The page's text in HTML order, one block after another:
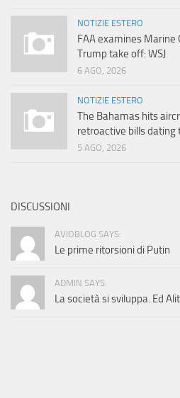
NOTIZIE ESTERO
FAA examines
Trump take off: WSJ
6 AGO, 2026
NOTIZIE ESTERO
The Bahamas hits
retroactive bills dating
5 AGO, 2026
DISCUSSIONI
AVIOBLOG SAYS:
Le prime ritorsioni di Putin
ADMIN SAYS:
La società si sviluppa. Ed